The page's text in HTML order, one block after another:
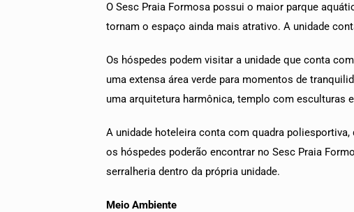
O Sesc Praia Formosa possui o maior parque
tornam o espaço ainda mais atrativo. A unidade
Os hóspedes podem visitar a unidade que conta
uma extensa área verde para momentos de
uma arquitetura harmônica, templo com esculturas
A unidade hoteleira conta com quadra
os hóspedes poderão encontrar no Sesc Praia
serralheria dentro da própria unidade.
Meio Ambiente